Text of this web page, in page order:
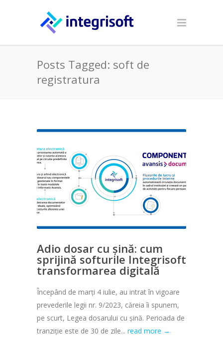
Posts Tagged: soft de
registratura
Adio dosar cu șină: cum
sprijină softurile Integrisoft
transformarea digitală
Începând de marți 4 iulie, au intrat în vigoare
prevederile legii nr. 9/2023, căreia îi spunem,
pe scurt, Legea dosarului cu șină. Perioada de
tranziție este de 30 de zile... read more →